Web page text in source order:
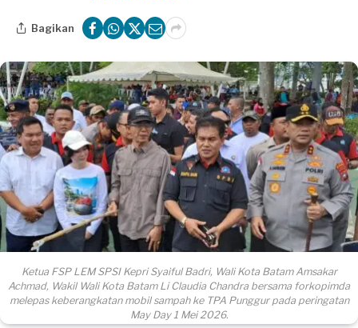
Bagikan
Ketua FSP LEM SPSI Kepri Syaiful Badri, Wali Kota Batam Amsakar
Achmad, Wakil Wali Kota Batam Li Claudia Chandra bersama forkopimda
melepas keberangkatan mobil sampah ke TPA Punggur pada peringatan
May Day 1 Mei 2026.